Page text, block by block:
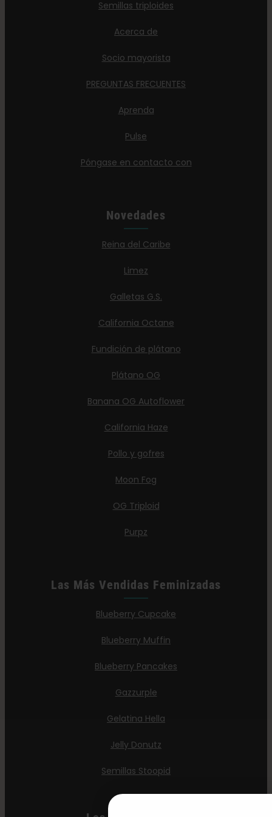
Semillas triploides
Acerca de
Socio mayorista
PREGUNTAS FRECUENTES
Aprenda
Pulse
Póngase en contacto con
Novedades
Reina del Caribe
Limez
Galletas G.S.
California Octane
Fundición de plátano
Plátano OG
Banana OG Autoflower
California Haze
Pollo y gofres
Moon Fog
OG Triploid
Purpz
Las Más Vendidas Feminizadas
Blueberry Cupcake
Blueberry Muffin
Blueberry Pancakes
Gazzurple
Gelatina Hella
Jelly Donutz
Semillas Stoopid